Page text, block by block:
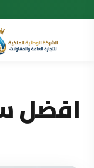
افضل سباك في